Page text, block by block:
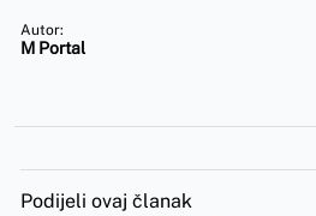
Autor:
M Portal
Podijeli ovaj članak